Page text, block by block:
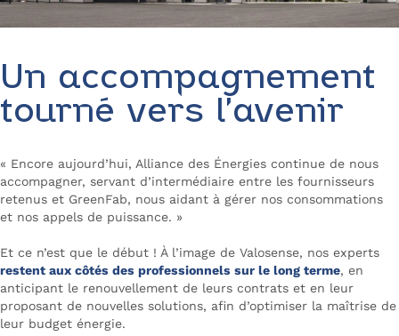
Un accompagnement
tourné vers l’avenir
« Encore aujourd’hui, Alliance des Énergies continue de nous
accompagner, servant d’intermédiaire entre les fournisseurs
retenus et GreenFab, nous aidant à gérer nos consommations
et nos appels de puissance. »
Et ce n’est que le début ! À l’image de Valosense, nos experts
restent aux côtés des professionnels sur le long terme, en
anticipant le renouvellement de leurs contrats et en leur
proposant de nouvelles solutions, afin d’optimiser la maîtrise de
leur budget énergie.